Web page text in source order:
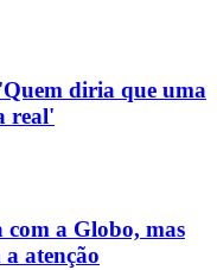
diria que uma
real'
a Globo, mas
atenção